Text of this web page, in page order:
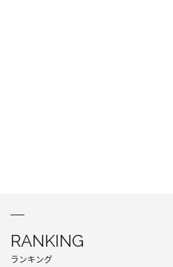
RANKING
ランキング